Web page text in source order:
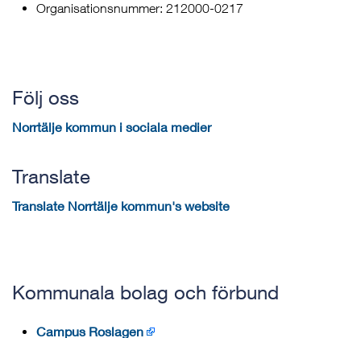
Organisationsnummer: 212000-0217
Följ oss
Norrtälje kommun i sociala medier
Translate
Translate Norrtälje kommun's website
Kommunala bolag och förbund
Campus Roslagen